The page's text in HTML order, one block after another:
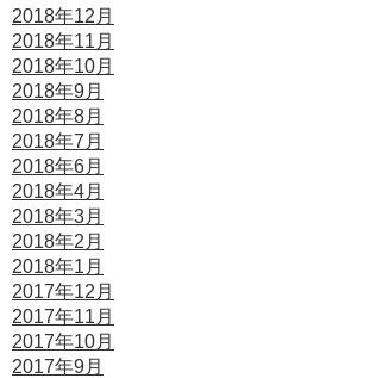
2018年12月
2018年11月
2018年10月
2018年9月
2018年8月
2018年7月
2018年6月
2018年4月
2018年3月
2018年2月
2018年1月
2017年12月
2017年11月
2017年10月
2017年9月